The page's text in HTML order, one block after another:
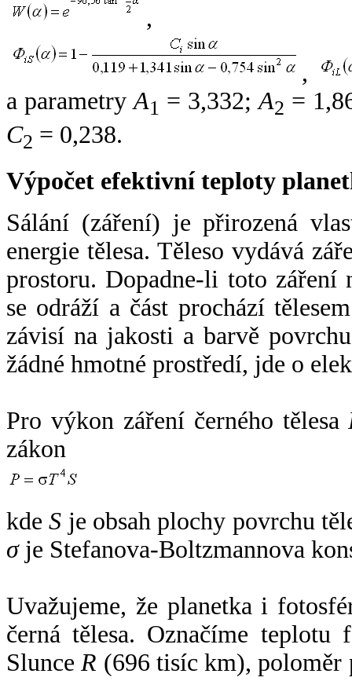
,
,
a parametryA1 = 3,332;A2 =
C2 = 0,238.
Výpočet efektivní teploty
Sálání (záření) je přirozená
energie tělesa. Těleso vydává
prostoru. Dopadne-li toto záření
se odráží a část prochází
závisí na jakosti a barvě
žádné hmotné prostředí, jde o
Pro výkon záření černého tělesa
zákon
kdeS je obsah plochy povrchu
σje Stefanova-Boltzmannova
Uvažujeme, že planetka i
černá tělesa. Označíme
SlunceR (696 tisíc km),